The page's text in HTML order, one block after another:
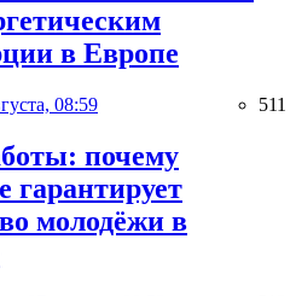
в Европе
08:59 511
почему
гарантирует
молодёжи в